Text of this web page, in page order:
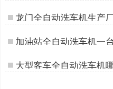
龙门全自动洗车机生产
[隆茂鑫晟]…
加油站全自动洗车机一
晟]…
大型客车全自动洗车机
茂鑫晟]…